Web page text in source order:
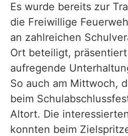
Es wurde bereits zur
die Freiwillige
an zahlreichen
Ort beteiligt,
aufregende
So auch am Mittwoch,
beim
Altort. Die
konnten beim